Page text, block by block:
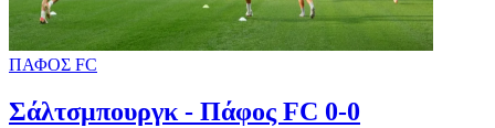
ΠΑΦΟΣ FC
Σάλτσμπουργκ - Πάφος FC 0-0